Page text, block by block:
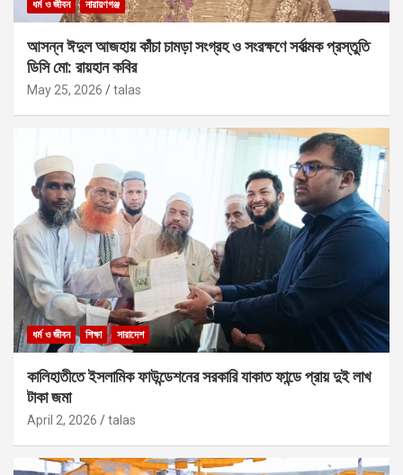
ধর্ম ও জীবন নারায়ণগঞ্জ
আসন্ন ঈদুল আজহায় কাঁচা চামড়া সংগ্রহ ও সংরক্ষণে সর্বাত্মক প্রস্তুতি
ডিসি মো: রায়হান কবির
May 25, 2026 talas
ধর্ম ও জীবন শিক্ষা সারাদেশ
কালিহাতীতে ইসলামিক ফাউন্ডেশনের সরকারি যাকাত ফান্ডে প্রায় দুই লাখ
টাকা জমা
April 2, 2026 talas